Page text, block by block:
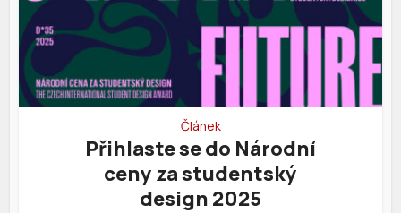
Článek
Přihlaste se do Národní
ceny za studentský
design 2025